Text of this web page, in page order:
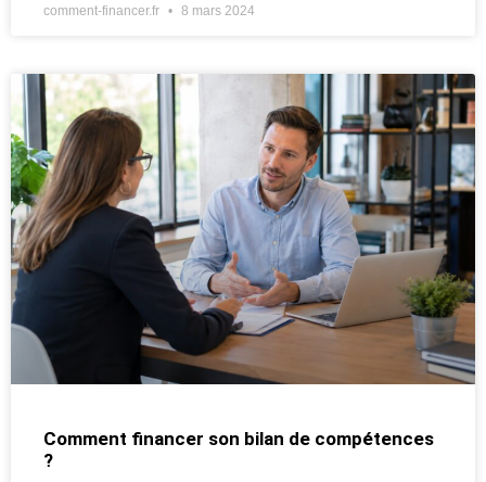
comment-financer.fr 8 mars 2024
Comment financer son bilan de compétences
?